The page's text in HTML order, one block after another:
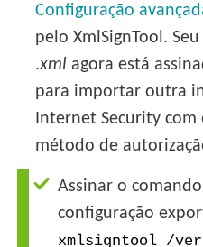
Configuração
pelo XmlSignTool.
.xml agora está
para importar outra
Internet Security com
método de
Assinar o
configuração
xmlsigntool /